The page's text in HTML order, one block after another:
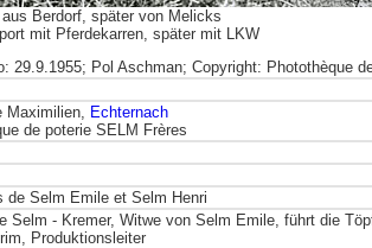
aus Berdorf, später von Melicks
mit Pferdekarren, später mit LKW
29.9.1955; Pol Aschman; Copyright: Photothèque
Maximilien, Echternach
de poterie SELM Frères
de Selm Emile et Selm Henri
Selm - Kremer, Witwe von Selm Emile, führt die
Produktionsleiter